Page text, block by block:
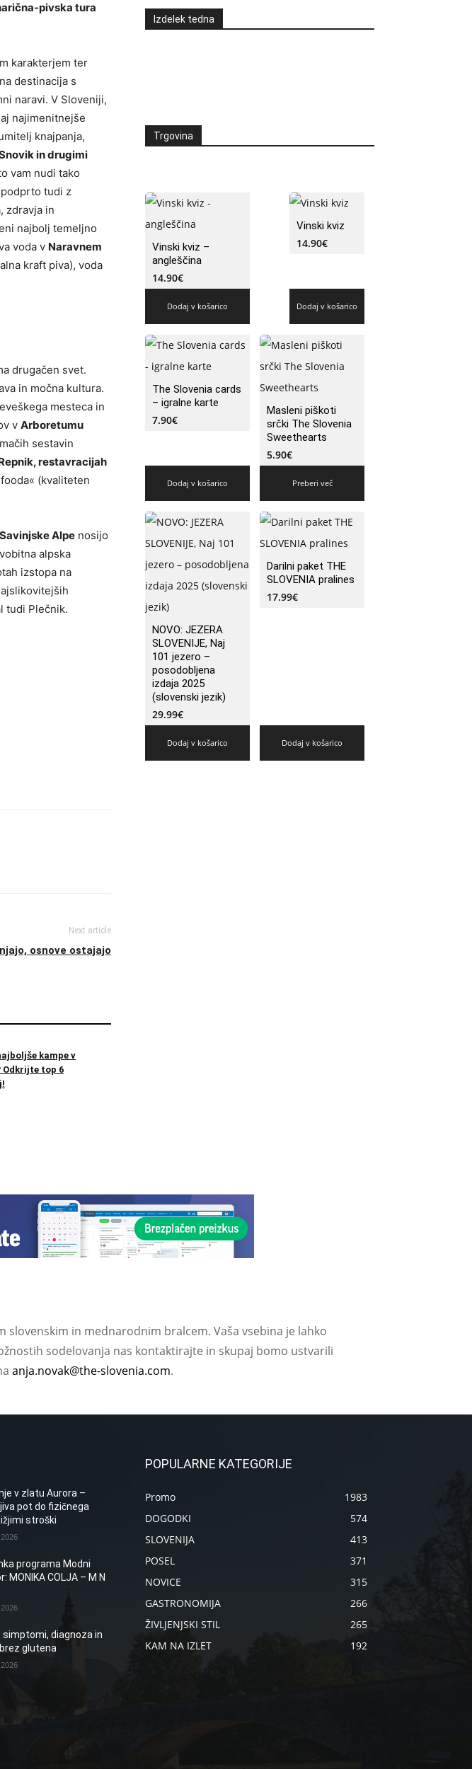
pivska tura
karakterjem ter
destinacija s
naravi. V Sloveniji,
najimenitnejše
knajpanja,
in drugimi
vam nudi tako
tudi z
zdravja in
najbolj temeljno
voda v Naravnem
kraft piva), voda
drugačen svet.
in močna kultura.
mesteca in
v Arboretumu
sestavin
restavracijah
(kvaliteten
Alpe nosijo
alpska
izstopa na
tudi Plečnik.
Next article
osnove ostajajo
kampe v
Odkrijte top 6
Izdelek tedna
Trgovina
Vinski kviz –
angleščina
14.90€
Dodaj v košarico
Vinski kviz
14.90€
Dodaj v košarico
The Slovenia cards
– igralne karte
7.90€
Dodaj v košarico
Masleni piškoti
srčki The Slovenia
Sweethearts
5.90€
Preberi več
NOVO: JEZERA
SLOVENIJE, Naj
101 jezero –
posodobljena
izdaja 2025
(slovenski jezik)
29.99€
Dodaj v košarico
Darilni paket THE
SLOVENIA pralines
17.99€
Dodaj v košarico
in mednarodnim bralcem. Vaša vsebina je lahko
sodelovanja nas kontaktirajte in skupaj bomo ustvarili
anja.novak@the-slovenia.com.
v zlatu Aurora –
pot do fizičnega
stroški
programa Modni
MONIKA COLJA – M N
simptomi, diagnoza in
glutena
POPULARNE KATEGORIJE
Promo
1983
DOGODKI
574
SLOVENIJA
413
POSEL
371
NOVICE
315
GASTRONOMIJA
266
ŽIVLJENJSKI STIL
265
KAM NA IZLET
192